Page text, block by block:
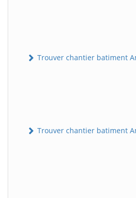
Trouver chantier batiment
Trouver chantier batiment